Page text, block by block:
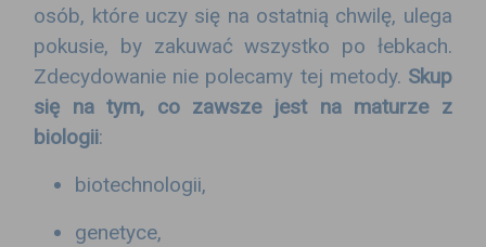
osób, które uczy się na ostatnią chwilę, ulega
pokusie, by zakuwać wszystko po łebkach.
Zdecydowanie nie polecamy tej metody. Skup
się na tym, co zawsze jest na maturze z
biologii:
biotechnologii,
genetyce,